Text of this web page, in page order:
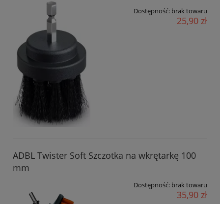
Dostępność: brak towaru
25,90 zł
ADBL Twister Soft Szczotka na wkrętarkę 100
mm
Dostępność: brak towaru
35,90 zł